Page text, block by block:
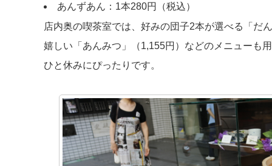
あんずあん：1本280円（税込）
店内奥の喫茶室では、好みの団子2本が選べる「だ
嬉しい「あんみつ」（1,155円）などのメニューも
ひと休みにぴったりです。